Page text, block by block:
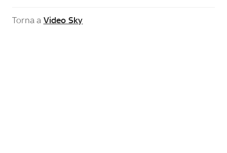
Torna a Video Sky